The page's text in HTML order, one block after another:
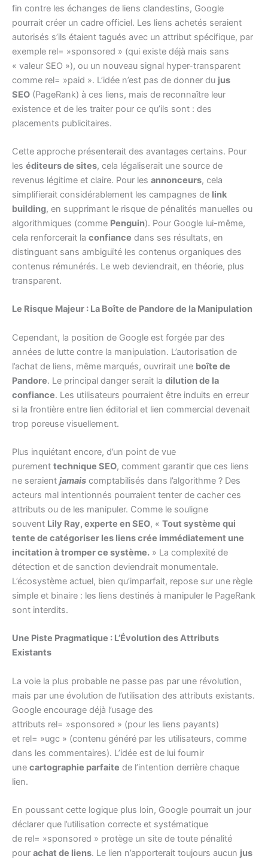
fin contre les échanges de liens clandestins, Google
pourrait créer un cadre officiel. Les liens achetés seraient
autorisés s’ils étaient tagués avec un attribut spécifique, par
exemple rel= »sponsored » (qui existe déjà mais sans
« valeur SEO »), ou un nouveau signal hyper-transparent
comme rel= »paid ». L’idée n’est pas de donner du jus
SEO (PageRank) à ces liens, mais de reconnaître leur
existence et de les traiter pour ce qu’ils sont : des
placements publicitaires.
Cette approche présenterait des avantages certains. Pour
les éditeurs de sites, cela légaliserait une source de
revenus légitime et claire. Pour les annonceurs, cela
simplifierait considérablement les campagnes de link
building, en supprimant le risque de pénalités manuelles ou
algorithmiques (comme Penguin). Pour Google lui-même,
cela renforcerait la confiance dans ses résultats, en
distinguant sans ambiguïté les contenus organiques des
contenus rémunérés. Le web deviendrait, en théorie, plus
transparent.
Le Risque Majeur : La Boîte de Pandore de la Manipulation
Cependant, la position de Google est forgée par des
années de lutte contre la manipulation. L’autorisation de
l’achat de liens, même marqués, ouvrirait une boîte de
Pandore. Le principal danger serait la dilution de la
confiance. Les utilisateurs pourraient être induits en erreur
si la frontière entre lien éditorial et lien commercial devenait
trop poreuse visuellement.
Plus inquiétant encore, d’un point de vue
purement technique SEO, comment garantir que ces liens
ne seraient jamais comptabilisés dans l’algorithme ? Des
acteurs mal intentionnés pourraient tenter de cacher ces
attributs ou de les manipuler. Comme le souligne
souvent Lily Ray, experte en SEO, « Tout système qui
tente de catégoriser les liens crée immédiatement une
incitation à tromper ce système. » La complexité de
détection et de sanction deviendrait monumentale.
L’écosystème actuel, bien qu’imparfait, repose sur une règle
simple et binaire : les liens destinés à manipuler le PageRank
sont interdits.
Une Piste Pragmatique : L’Évolution des Attributs
Existants
La voie la plus probable ne passe pas par une révolution,
mais par une évolution de l’utilisation des attributs existants.
Google encourage déjà l’usage des
attributs rel= »sponsored » (pour les liens payants)
et rel= »ugc » (contenu généré par les utilisateurs, comme
dans les commentaires). L’idée est de lui fournir
une cartographie parfaite de l’intention derrière chaque
lien.
En poussant cette logique plus loin, Google pourrait un jour
déclarer que l’utilisation correcte et systématique
de rel= »sponsored » protège un site de toute pénalité
pour achat de liens. Le lien n’apporterait toujours aucun jus